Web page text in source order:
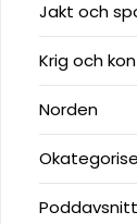
Jakt och
Krig och
Norden
Poddavsnitt